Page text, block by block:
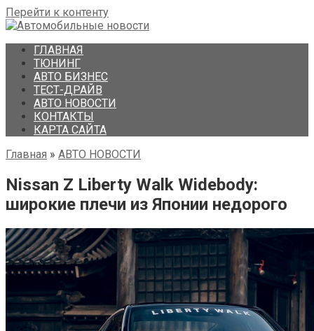
Перейти к контенту
ГЛАВНАЯ
ТЮНИНГ
АВТО БИЗНЕС
ТЕСТ-ДРАЙВ
АВТО НОВОСТИ
КОНТАКТЫ
КАРТА САЙТА
Главная » АВТО НОВОСТИ
Nissan Z Liberty Walk Widebody:
широкие плечи из Японии недорого